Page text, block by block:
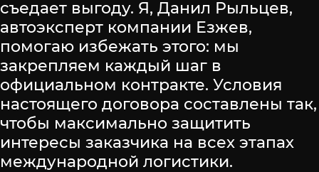
съедает выгоду. Я, Данил Рыльцев,
автоэксперт компании Езжев,
помогаю избежать этого: мы
закрепляем каждый шаг в
официальном контракте. Условия
настоящего договора составлены так,
чтобы максимально защитить
интересы заказчика на всех этапах
международной логистики.